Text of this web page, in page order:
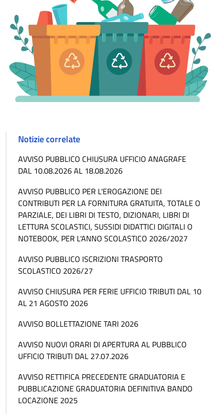
Notizie correlate
AVVISO PUBBLICO CHIUSURA UFFICIO ANAGRAFE
DAL 10.08.2026 AL 18.08.2026
AVVISO PUBBLICO PER L'EROGAZIONE DEI
CONTRIBUTI PER LA FORNITURA GRATUITA, TOTALE O
PARZIALE, DEI LIBRI DI TESTO, DIZIONARI, LIBRI DI
LETTURA SCOLASTICI, SUSSIDI DIDATTICI DIGITALI O
NOTEBOOK, PER L'ANNO SCOLASTICO 2026/2027
AVVISO PUBBLICO ISCRIZIONI TRASPORTO
SCOLASTICO 2026/27
AVVISO CHIUSURA PER FERIE UFFICIO TRIBUTI DAL 10
AL 21 AGOSTO 2026
AVVISO BOLLETTAZIONE TARI 2026
AVVISO NUOVI ORARI DI APERTURA AL PUBBLICO
UFFICIO TRIBUTI DAL 27.07.2026
AVVISO RETTIFICA PRECEDENTE GRADUATORIA E
PUBBLICAZIONE GRADUATORIA DEFINITIVA BANDO
LOCAZIONE 2025